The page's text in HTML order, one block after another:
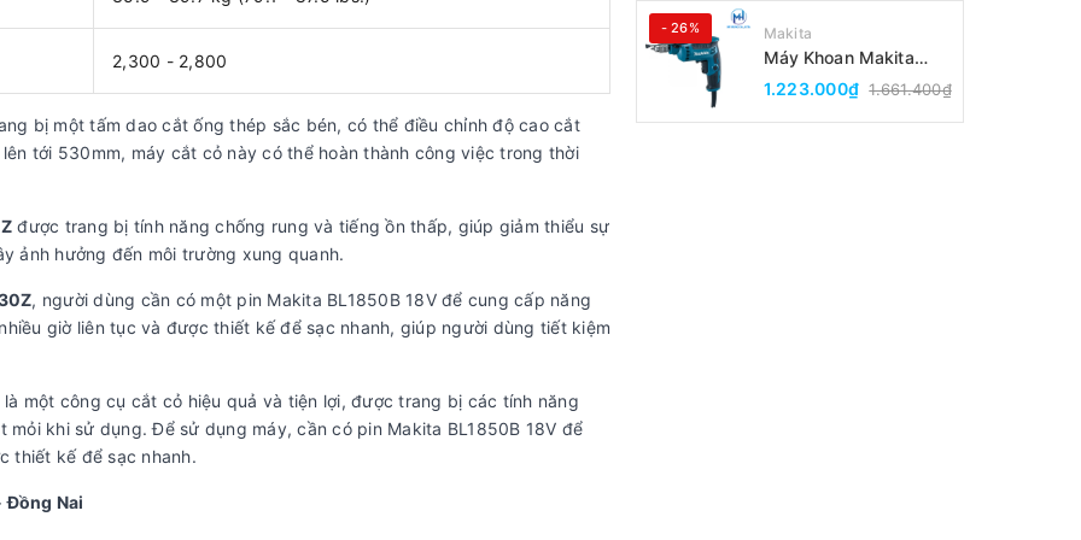
2,300 - 2,800
bị một tấm dao cắt ống thép sắc bén, có thể điều chỉnh độ cao cắt
tới 530mm, máy cắt cỏ này có thể hoàn thành công việc trong thời
được trang bị tính năng chống rung và tiếng ồn thấp, giúp giảm thiểu sự
ảnh hưởng đến môi trường xung quanh.
, người dùng cần có một pin Makita BL1850B 18V để cung cấp năng
giờ liên tục và được thiết kế để sạc nhanh, giúp người dùng tiết kiệm
là một công cụ cắt cỏ hiệu quả và tiện lợi, được trang bị các tính năng
khi sử dụng. Để sử dụng máy, cần có pin Makita BL1850B 18V để
thiết kế để sạc nhanh.
Đồng Nai
- 26% Makita
Máy Khoan Makita
DP2010(6.5MM)
1.223.000₫ 1.661.400₫